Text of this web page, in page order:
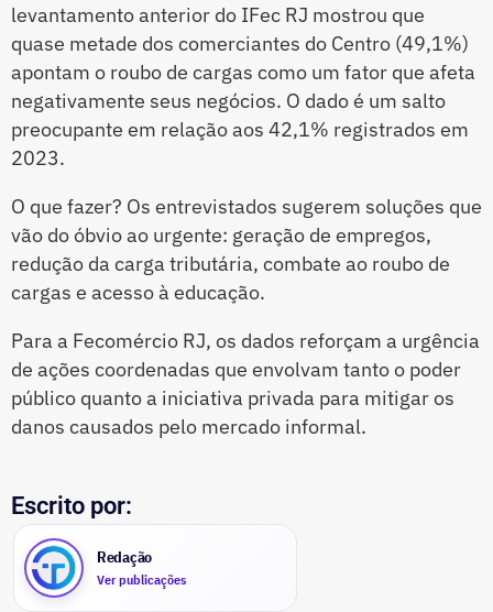
levantamento anterior do IFec RJ mostrou que
quase metade dos comerciantes do Centro (49,1%)
apontam o roubo de cargas como um fator que afeta
negativamente seus negócios. O dado é um salto
preocupante em relação aos 42,1% registrados em
2023.
O que fazer? Os entrevistados sugerem soluções que
vão do óbvio ao urgente: geração de empregos,
redução da carga tributária, combate ao roubo de
cargas e acesso à educação.
Para a Fecomércio RJ, os dados reforçam a urgência
de ações coordenadas que envolvam tanto o poder
público quanto a iniciativa privada para mitigar os
danos causados pelo mercado informal.
Escrito por:
Redação
Ver publicações